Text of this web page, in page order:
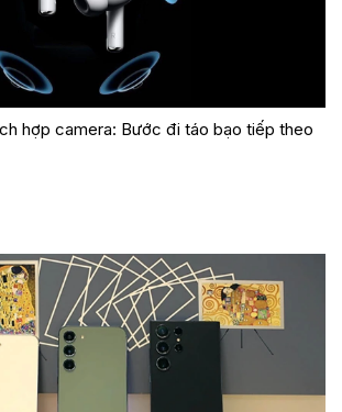
hợp camera: Bước đi táo bạo tiếp theo